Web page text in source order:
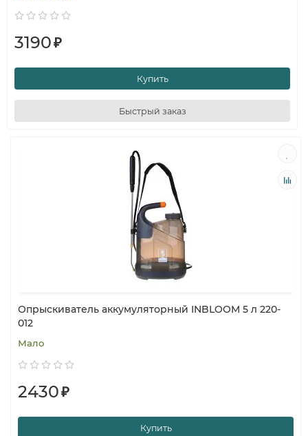
3190₽
Купить
Быстрый заказ
Опрыскиватель аккумуляторный INBLOOM 5 л 220-
012
Мало
2430₽
Купить